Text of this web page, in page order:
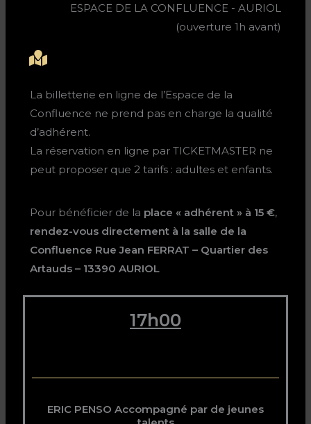
ESPACE DE LA CONFLUENCE - AURIOL
(ouverture 1h avant)
La billetterie en ligne de l’Espace de la
Confluence ne prend pas en charge la qualité
d’adhérent.
La réservation en ligne par TICKETMASTER ne
peut proposer que 2 tarifs : adultes et enfants.
Pour bénéficier de la place « adhérent » à 15 €,
rendez-vous directement à la salle de la
Confluence Rue Jean FERRAT – Quartier des
Artauds – 13390 AURIOL
17h00
ERIC PENSO Accompagné par de jeunes